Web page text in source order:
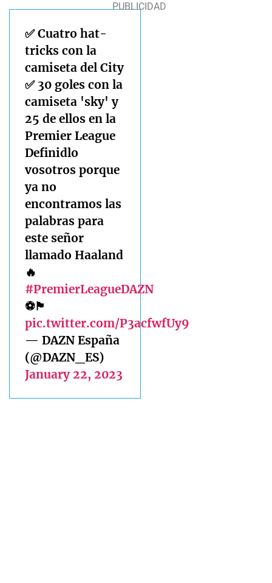
✅ Cuatro hat-
tricks con la
camiseta del City
✅ 30 goles con la
camiseta 'sky' y
25 de ellos en la
Premier League
Definidlo
vosotros porque
ya no
encontramos las
palabras para
este señor
llamado Haaland
🔥
#PremierLeagueDAZN
⚽🏴󠁧󠁢󠁥󠁮󠁧󠁿
pic.twitter.com/P3acfwfUy9
— DAZN España
(@DAZN_ES)
January 22, 2023